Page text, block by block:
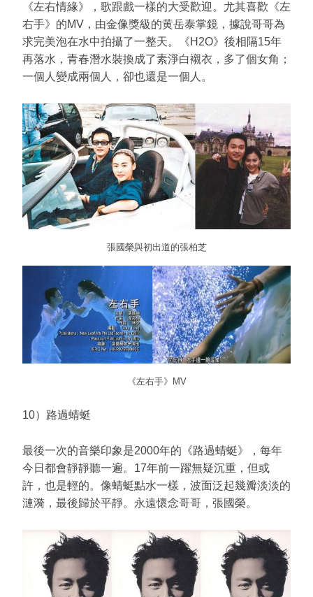
《左右情緣》，歌跟戲一樣的大受歡迎。尤其喜歡《左
右手》的MV，由金像獎級的黄岳泰掌鏡，據說哥哥為
求完美泡在水中拍攝了一整天。《H2O》後相隔15年
再落水，青春潛水裝換成了素淨白襯衣，多了個女角；
一個人變成兩個人，卻也還是一個人。
張國榮與初出道的張柏芝
《左右手》MV
10）路過蜻蜓
最後一次的音樂印象是2000年的《路過蜻蜓》，每年
今日都會靜靜聽一遍。17年前一躍無疑沉重，但或
許，也是輕的。像蜻蜓點水一樣，波面泛起幾瓣淡淡的
漣漪，最後歸於平靜。永遠懷念哥哥，張國榮。